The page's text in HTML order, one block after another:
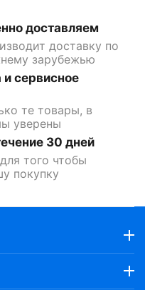
доставляем
доставку по
зарубежью
и сервисное
те товары, в
уверены
30 дней
того чтобы
покупку